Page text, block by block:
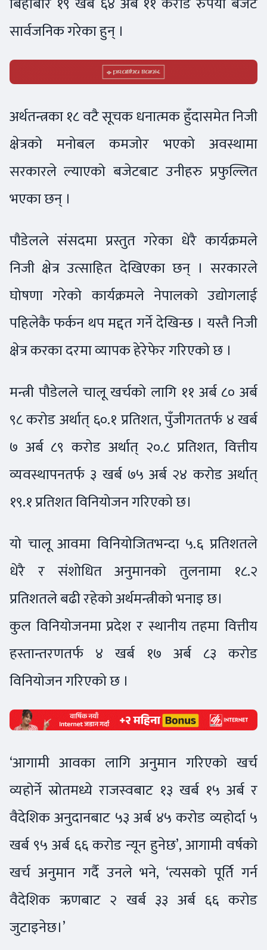
सार्वजनिक गरेका हुन् ।
अर्थतन्त्रका १८ वटै सूचक धनात्मक हुँदासमेत निजी
क्षेत्रको मनोबल कमजोर भएको अवस्थामा
सरकारले ल्याएको बजेटबाट उनीहरु प्रफुल्लित
भएका छन् ।
पौडेलले संसदमा प्रस्तुत गरेका धेरै कार्यक्रमले
निजी क्षेत्र उत्साहित देखिएका छन् । सरकारले
घोषणा गरेको कार्यक्रमले नेपालको उद्योगलाई
पहिलेकै फर्कन थप मद्दत गर्ने देखिन्छ । यस्तै निजी
क्षेत्र करका दरमा व्यापक हेरेफेर गरिएको छ ।
मन्त्री पौडेलले चालू खर्चको लागि ११ अर्ब ८० अर्ब
९८ करोड अर्थात् ६०.१ प्रतिशत, पुँजीगततर्फ ४ खर्ब
७ अर्ब ८९ करोड अर्थात् २०.८ प्रतिशत, वित्तीय
व्यवस्थापनतर्फ ३ खर्ब ७५ अर्ब २४ करोड अर्थात्
१९.१ प्रतिशत विनियोजन गरिएको छ।
यो चालू आवमा विनियोजितभन्दा ५.६ प्रतिशतले
धेरै र संशोधित अनुमानको तुलनामा १८.२
प्रतिशतले बढी रहेको अर्थमन्त्रीको भनाइ छ।
कुल विनियोजनमा प्रदेश र स्थानीय तहमा वित्तीय
हस्तान्तरणतर्फ ४ खर्ब १७ अर्ब ८३ करोड
विनियोजन गरिएको छ ।
‘आगामी आवका लागि अनुमान गरिएको खर्च
व्यहोर्ने स्रोतमध्ये राजस्वबाट १३ खर्ब १५ अर्ब र
वैदेशिक अनुदानबाट ५३ अर्ब ४५ करोड व्यहोर्दा ५
खर्ब ९५ अर्ब ६६ करोड न्यून हुनेछ’, आगामी वर्षको
खर्च अनुमान गर्दै उनले भने, ‘त्यसको पूर्ति गर्न
वैदेशिक ऋणबाट २ खर्ब ३३ अर्ब ६६ करोड
जुटाइनेछ।’